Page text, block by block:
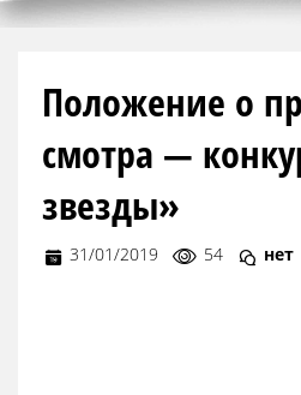
Положение о
смотра —
звезды»
31/01/2019 54 нет